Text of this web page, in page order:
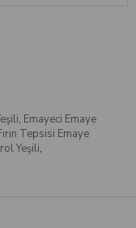
, Emayeci Emaye
Tepsisi Emaye
Yeşili,